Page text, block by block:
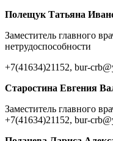
Полещук Татьяна
Заместитель главного
нетрудоспособности
+7(41634)21152, bur-
Старостина Евгения
Заместитель главного
+7(41634)21152, bur-